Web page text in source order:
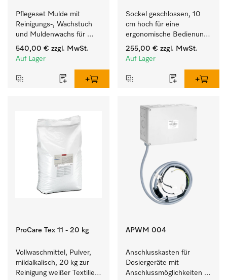
Pflegeset Mulde mit
Reinigungs-, Wachstuch
und Muldenwachs für
eine optimale
Muldenpflege.
540,00 € zzgl. MwSt.
Auf Lager
Sockel geschlossen, 10
cm hoch für eine
ergonomische Bedienung
der Mangel.
255,00 € zzgl. MwSt.
Auf Lager
ProCare Tex 11 - 20 kg
Vollwaschmittel, Pulver,
mildalkalisch, 20 kg zur
Reinigung weißer Textilien
APWM 004
Anschlusskasten für
Dosiergeräte mit
Anschlussmöglichkeiten